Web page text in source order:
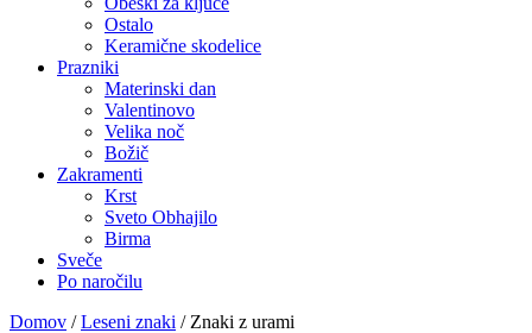
Ostalo
Keramične skodelice
Prazniki
Materinski dan
Valentinovo
Velika noč
Božič
Zakramenti
Krst
Sveto Obhajilo
Birma
Sveče
Po naročilu
Domov /Leseni znaki / Znaki z urami